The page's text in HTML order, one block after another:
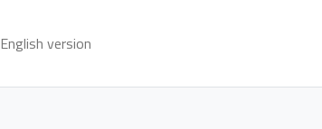
English version